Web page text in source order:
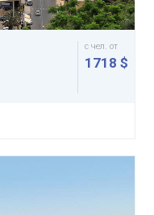
с чел. от
1718 $